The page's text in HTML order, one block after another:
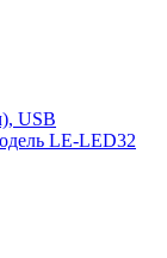
USB
LE-LED32